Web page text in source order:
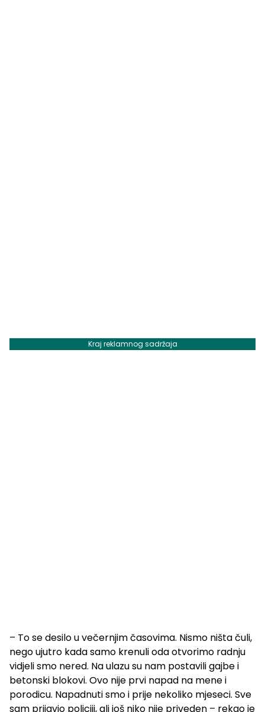
Kraj reklamnog sadržaja
– To se desilo u večernjim časovima. Nismo ništa čuli,
nego ujutro kada samo krenuli oda otvorimo radnju
vidjeli smo nered. Na ulazu su nam postavili gajbe i
betonski blokovi. Ovo nije prvi napad na mene i
porodicu. Napadnuti smo i prije nekoliko mjeseci. Sve
sam prijavio policiji, ali još niko nije priveden – rekao je